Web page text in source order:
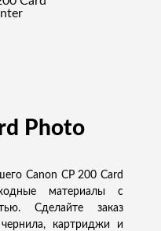
Photo
Canon CP 200 Card
материалы с
Сделайте заказ
картриджи и